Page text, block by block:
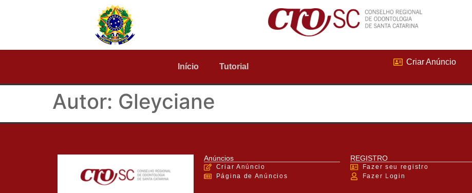
Início Tutorial
Criar Anúncio
Autor: Gleyciane
Anúncios
Criar Anúncio
Página de Anúncios
REGISTRO
Fazer seu registro
Fazer Login